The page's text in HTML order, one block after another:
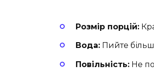
Розмір порцій:
Вода: Пийте
Повільність: Не